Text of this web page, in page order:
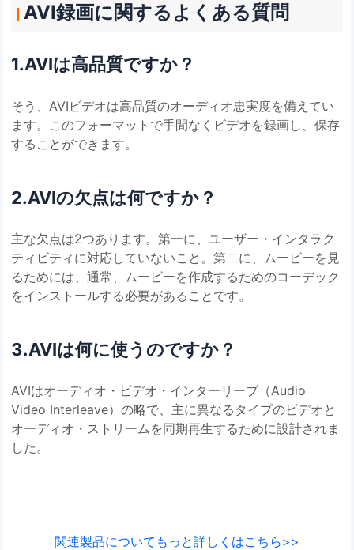
AVI録画に関するよくある質問
1.AVIは高品質ですか？
そう、AVIビデオは高品質のオーディオ忠実度を備えてい
ます。このフォーマットで手間なくビデオを録画し、保存
することができます。
2.AVIの欠点は何ですか？
主な欠点は2つあります。第一に、ユーザー・インタラク
ティビティに対応していないこと。第二に、ムービーを見
るためには、通常、ムービーを作成するためのコーデック
をインストールする必要があることです。
3.AVIは何に使うのですか？
AVIはオーディオ・ビデオ・インターリーブ（Audio
Video Interleave）の略で、主に異なるタイプのビデオと
オーディオ・ストリームを同期再生するために設計されま
した。
関連製品についてもっと詳しくはこちら>>